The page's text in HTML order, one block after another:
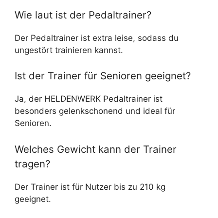
Wie laut ist der Pedaltrainer?
Der Pedaltrainer ist extra leise, sodass du
ungestört trainieren kannst.
Ist der Trainer für Senioren geeignet?
Ja, der HELDENWERK Pedaltrainer ist
besonders gelenkschonend und ideal für
Senioren.
Welches Gewicht kann der Trainer
tragen?
Der Trainer ist für Nutzer bis zu 210 kg
geeignet.